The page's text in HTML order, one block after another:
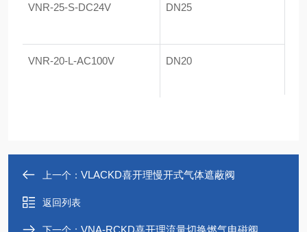
VNR-25-S-DC24V DN25
VNR-20-L-AC100V DN20
上一个： VLACKD喜开理慢开式气体遮蔽阀
返回列表
VNA-RCKD喜开理流量切换燃气电磁阀